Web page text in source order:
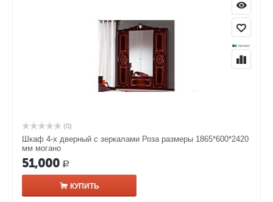
(0)
Шкаф 4-х дверный с зеркалами Роза размеры 1865*600*2420
мм могано
51,000 Р
КУПИТЬ